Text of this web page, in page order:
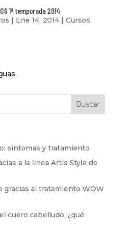
1ª temporada 2014
| Ene 14, 2014| Cursos
síntomas y tratamiento
a la línea Artis Style de
gracias al tratamiento WOW
cuero cabelludo, ¿qué